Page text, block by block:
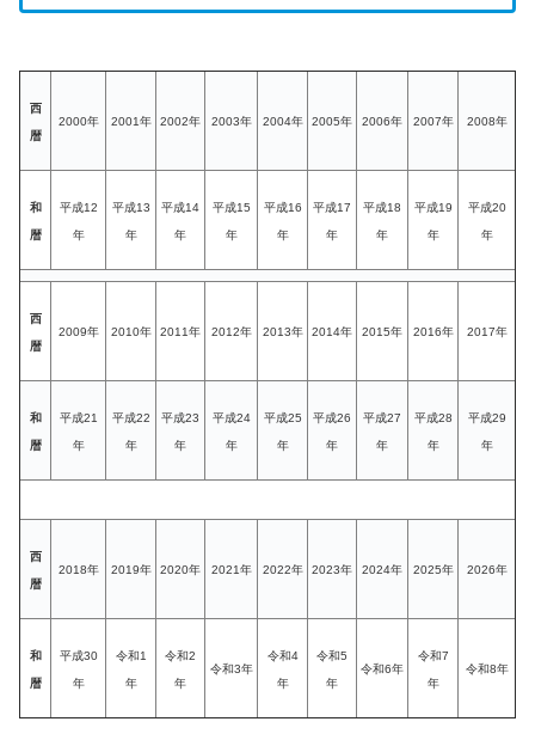
西
暦
2000年 2001年 2002年 2003年 2004年 2005年 2006年 2007年 2008年
和
暦
平成12
年
平成13
年
平成14
年
平成15
年
平成16
年
平成17
年
平成18
年
平成19
年
平成20
年
西
暦
2009年 2010年 2011年 2012年 2013年 2014年 2015年 2016年 2017年
和
暦
平成21
年
平成22
年
平成23
年
平成24
年
平成25
年
平成26
年
平成27
年
平成28
年
平成29
年
西
暦
2018年 2019年 2020年 2021年 2022年 2023年 2024年 2025年 2026年
和
暦
平成30
年
令和1
年
令和2
年
令和3年
令和4
年
令和5
年
令和6年
令和7
年
令和8年